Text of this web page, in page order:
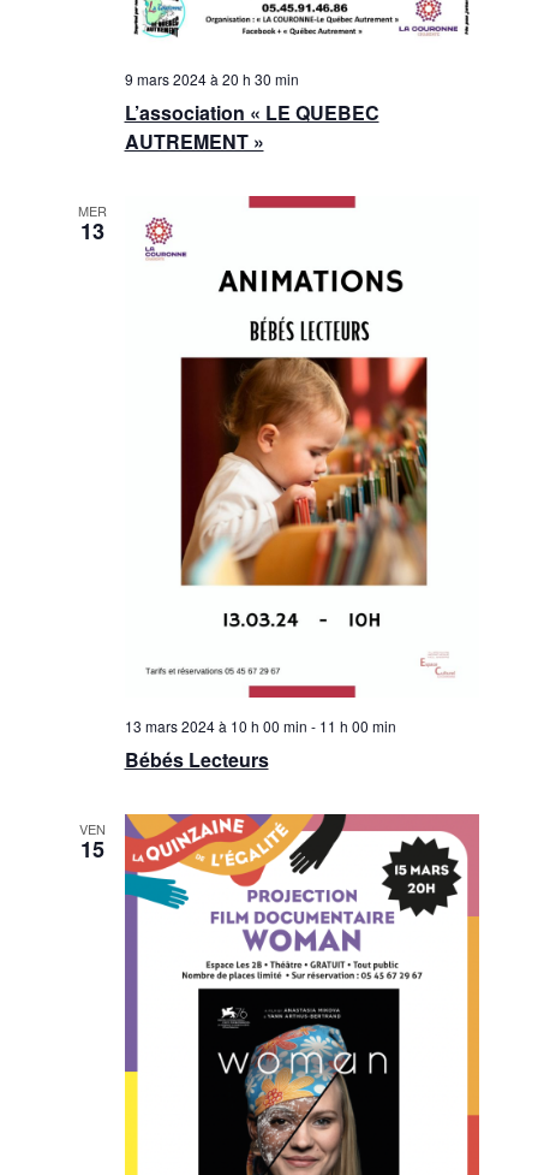
L’association « LE QUEBEC
AUTREMENT »
9 mars 2024 à 20 h 30 min
MER
13
Bébés Lecteurs
13 mars 2024 à 10 h 00 min - 11 h 00 min
VEN
15